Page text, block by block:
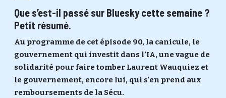
Que s’est-il passé sur Bluesky cette semaine ?
Petit résumé.
Au programme de cet épisode 90, la canicule, le
gouvernement qui investit dans l’IA, une vague de
solidarité pour faire tomber Laurent Wauquiez et
le gouvernement, encore lui, qui s’en prend aux
remboursements de la Sécu.
PASSWORD
CONNEXION
Ma propre sélection
M'INSCRIRE
ME CONNECTER